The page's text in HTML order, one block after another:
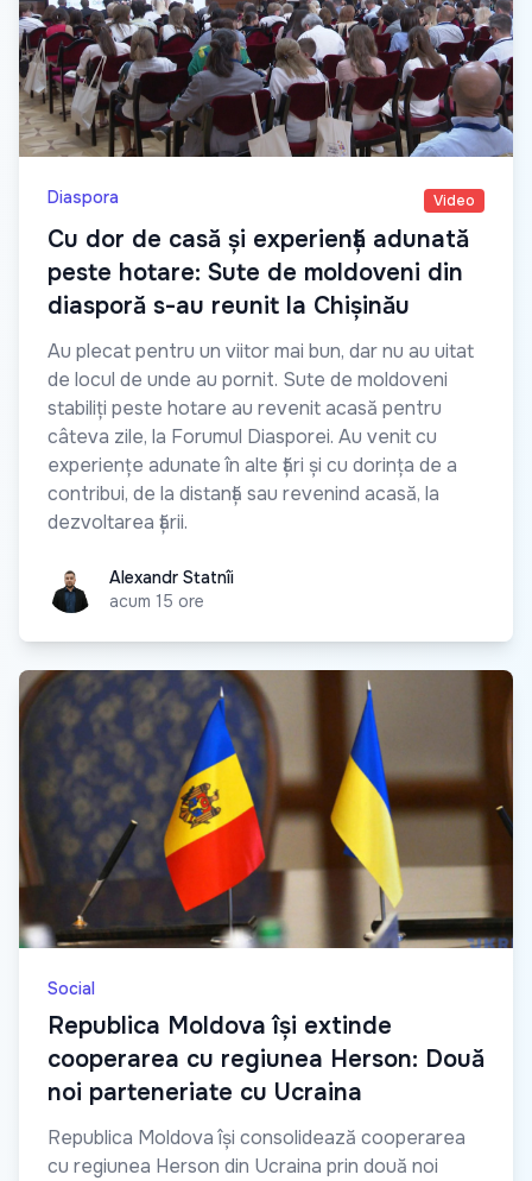
Diaspora Video
Cu dor de casă și experiență adunată
peste hotare: Sute de moldoveni din
diasporă s-au reunit la Chișinău
Au plecat pentru un viitor mai bun, dar nu au uitat
de locul de unde au pornit. Sute de moldoveni
stabiliți peste hotare au revenit acasă pentru
câteva zile, la Forumul Diasporei. Au venit cu
experiențe adunate în alte țări și cu dorința de a
contribui, de la distanță sau revenind acasă, la
dezvoltarea țării.
Alexandr Statnîi
Alexandr Statnîi
acum 15 ore
Social
Republica Moldova își extinde
cooperarea cu regiunea Herson: Două
noi parteneriate cu Ucraina
Republica Moldova își consolidează cooperarea
cu regiunea Herson din Ucraina prin două noi